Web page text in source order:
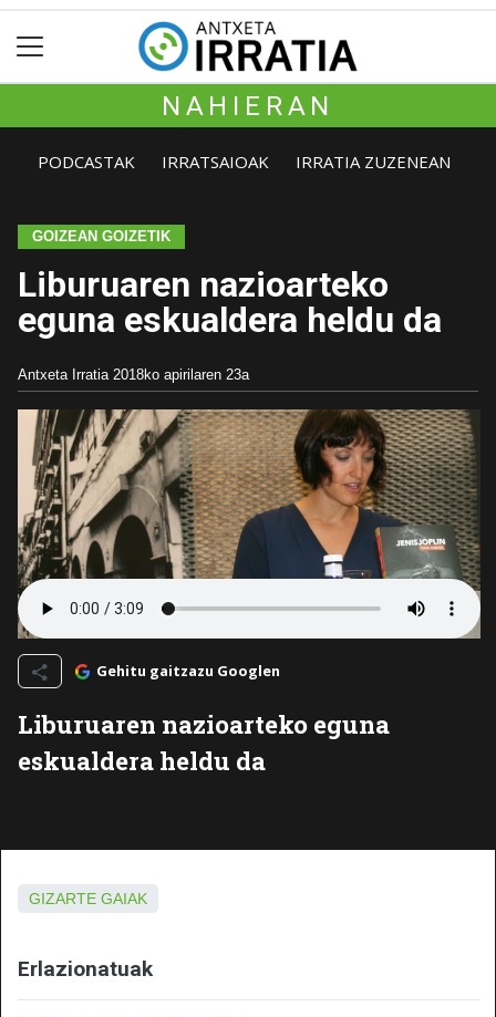
NAHIERAN
PODCASTAK IRRATSAIOAK IRRATIA ZUZENEAN
GOIZEAN GOIZETIK
Liburuaren nazioarteko
eguna eskualdera heldu da
Antxeta Irratia 2018ko apirilaren 23a
Gehitu gaitzazu Googlen
Liburuaren nazioarteko eguna
eskualdera heldu da
GIZARTE GAIAK
Erlazionatuak